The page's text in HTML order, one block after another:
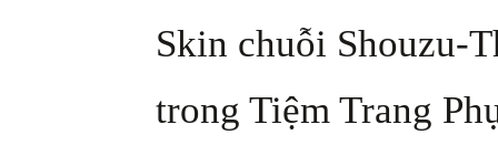
Skin chuỗi Shouzu-
trong Tiệm Trang